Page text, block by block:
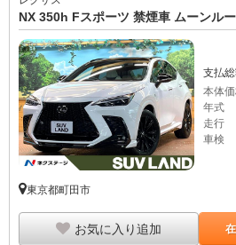
NX 350h Fスポーツ 禁煙車 ムーンル
支払
本体
年式
走行
車検
東京都町田市
お気に入り追加